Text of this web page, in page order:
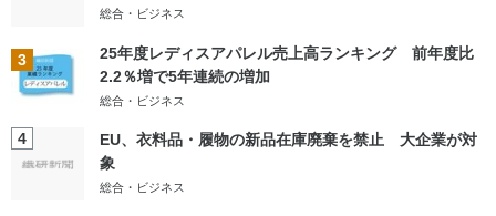
総合・ビジネス
3
25年度レディスアパレル売上高ランキング 前年度比
2.2％増で5年連続の増加
総合・ビジネス
4
EU、衣料品・履物の新品在庫廃棄を禁止 大企業が対
象
総合・ビジネス